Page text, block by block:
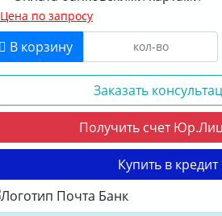
Цена по запросу
В корзину
Заказать
Получить счет
Купить в кредит